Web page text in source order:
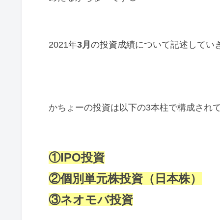
2021年3月 の投資成績について記述してい
かちょーの投資は以下の3本柱で構成され
①IPO投資
②個別単元株投資（日本株）
③ネオモバ投資